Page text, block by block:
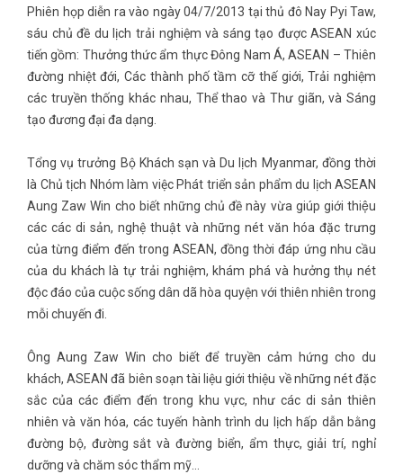
Phiên họp diễn ra vào ngày 04/7/2013 tại thủ đô Nay Pyi Taw,
sáu chủ đề du lịch trải nghiệm và sáng tạo được ASEAN xúc
tiến gồm: Thưởng thức ẩm thực Đông Nam Á, ASEAN – Thiên
đường nhiệt đới, Các thành phố tầm cỡ thế giới, Trải nghiệm
các truyền thống khác nhau, Thể thao và Thư giãn, và Sáng
tạo đương đại đa dạng.
Tổng vụ trưởng Bộ Khách sạn và Du lịch Myanmar, đồng thời
là Chủ tịch Nhóm làm việc Phát triển sản phẩm du lịch ASEAN
Aung Zaw Win cho biết những chủ đề này vừa giúp giới thiệu
các các di sản, nghệ thuật và những nét văn hóa đặc trưng
của từng điểm đến trong ASEAN, đồng thời đáp ứng nhu cầu
của du khách là tự trải nghiệm, khám phá và hưởng thụ nét
độc đáo của cuộc sống dân dã hòa quyện với thiên nhiên trong
mỗi chuyến đi.
Ông Aung Zaw Win cho biết để truyền cảm hứng cho du
khách, ASEAN đã biên soạn tài liệu giới thiệu về những nét đặc
sắc của các điểm đến trong khu vực, như các di sản thiên
nhiên và văn hóa, các tuyến hành trình du lịch hấp dẫn bằng
đường bộ, đường sắt và đường biển, ẩm thực, giải trí, nghỉ
dưỡng và chăm sóc thẩm mỹ…